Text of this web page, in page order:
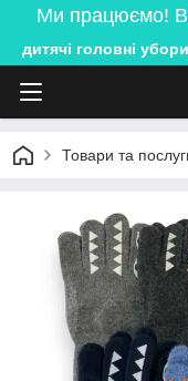
Ми працюємо!
дитячі головні
Товари та